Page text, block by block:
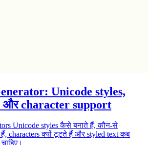
Unicode styles,
character support
Unicode styles कैसे बनाते हैं, कौन-से
हैं, characters क्यों टूटते हैं और styled text कब